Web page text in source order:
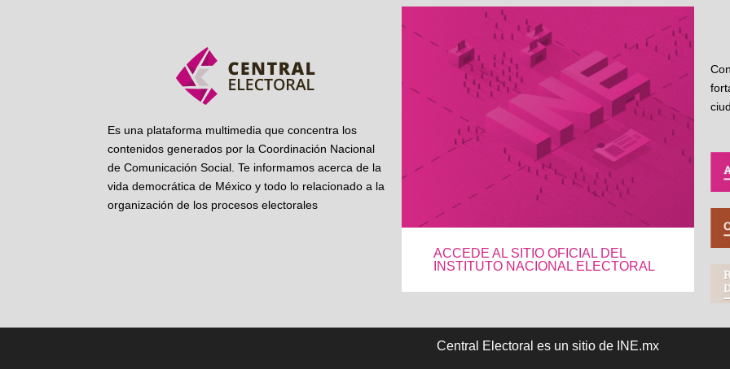
Es una plataforma multimedia que concentra los
contenidos generados por la Coordinación Nacional
de Comunicación Social. Te informamos acerca de la
vida democrática de México y todo lo relacionado a la
organización de los procesos electorales
ACCEDE AL SITIO OFICIAL DEL
INSTITUTO NACIONAL ELECTORAL
Central Electoral es un sitio de INE.mx